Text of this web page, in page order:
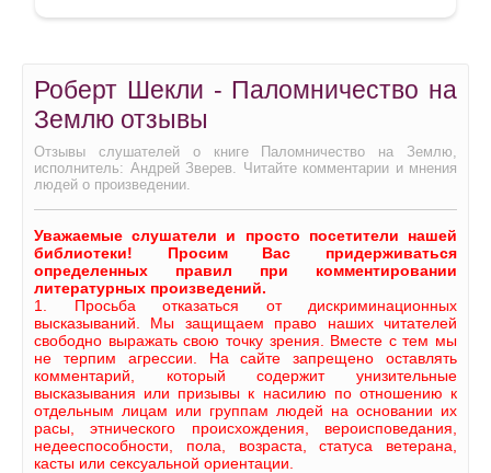
Роберт Шекли - Паломничество на
Землю отзывы
Отзывы слушателей о книге Паломничество на Землю,
исполнитель: Андрей Зверев. Читайте комментарии и мнения
людей о произведении.
Уважаемые слушатели и просто посетители нашей
библиотеки! Просим Вас придерживаться
определенных правил при комментировании
литературных произведений.
1. Просьба отказаться от дискриминационных
высказываний. Мы защищаем право наших читателей
свободно выражать свою точку зрения. Вместе с тем мы
не терпим агрессии. На сайте запрещено оставлять
комментарий, который содержит унизительные
высказывания или призывы к насилию по отношению к
отдельным лицам или группам людей на основании их
расы, этнического происхождения, вероисповедания,
недееспособности, пола, возраста, статуса ветерана,
касты или сексуальной ориентации.